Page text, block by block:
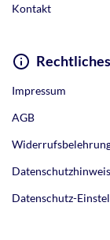
Kontakt
Rechtliches
Impressum
AGB
Datenschutz-